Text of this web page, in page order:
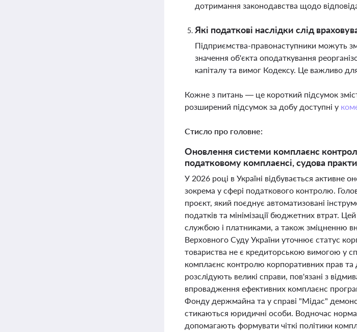
дотримання законодавства щодо
Які податкові наслідки слід
Підприємства-правонаступники можуть
значення об'єкта оподаткування
капіталу та вимог Кодексу. Це важливо
Кожне з питань — це короткий підсумок
розширений підсумок за добу доступні у
Стисло про головне:
Оновлення системи комплаєнс
податковому комплаєнсі, судова
У 2026 році в Україні відбувається активне
зокрема у сфері податкового контролю.
проєкт, який поєднує автоматизовані
податків та мінімізації бюджетних втрат.
службою і платниками, а також зміцненню
Верховного Суду України уточнює статус
товариства не є кредиторською вимогою у
комплаєнс контролю корпоративних прав та
розслідують великі справи, пов'язані з
впровадження ефективних комплаєнс
Фонду держмайна та у справі "Мідас"
стикаються юридичні особи. Водночас
допомагають формувати чіткі політики